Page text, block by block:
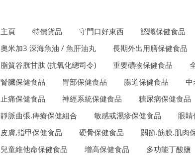
主頁 特價貨品 守門口好東西 認識保健食品
奧米加3 深海魚油 / 魚肝油丸
長期外出用膳保健食品
脂質谷胱甘肽 (抗氧化總司令)
重要礦物保健食品
腎臟保健食品
胃部保健食品 腸道保健食品 中
止痛保健食品
神經系統保健食品 糖尿病保健食品
靜脈曲張.痔瘡保健組合
敏感或濕疹保健食品 眼
皮膚,指甲保健食品
硬骨保健食品 關節.筋膜.肌肉
兒童維他命保健食品
增高保健食品 多功能丁酸鹽